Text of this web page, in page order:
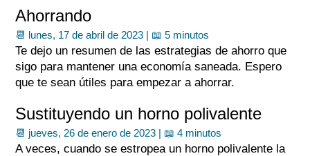
Ahorrando
📆 lunes, 17 de abril de 2023 | 📖 5 minutos
Te dejo un resumen de las estrategias de ahorro que
sigo para mantener una economía saneada. Espero
que te sean útiles para empezar a ahorrar.
Sustituyendo un horno polivalente
📆 jueves, 26 de enero de 2023 | 📖 4 minutos
A veces, cuando se estropea un horno polivalente la